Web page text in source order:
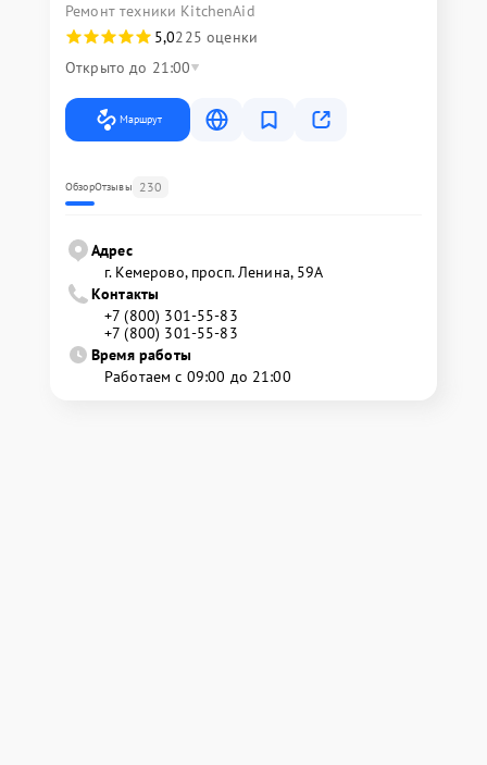
Ремонт техники KitchenAid
5,0225 оценки
Открыто до 21:00
Маршрут
ОбзорОтзывы 230
Адрес
г. Кемерово, просп. Ленина, 59А
Контакты
+7 (800) 301-55-83
+7 (800) 301-55-83
Время работы
Работаем с 09:00 до 21:00